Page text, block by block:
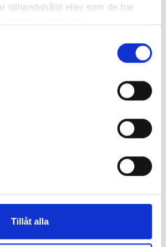
tillhandahållit eller som de har
Tillåt alla
PRODUKTER